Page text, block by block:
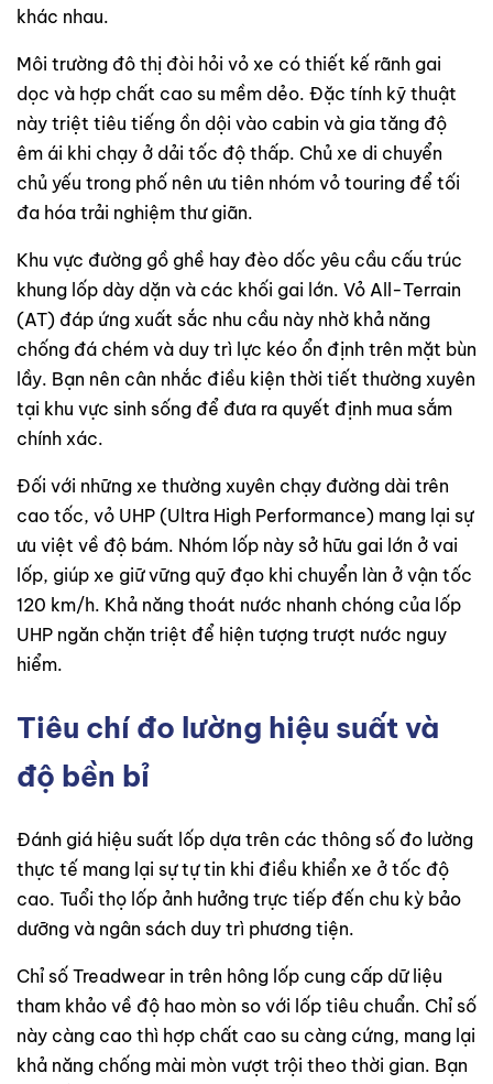
khác nhau.
Môi trường đô thị đòi hỏi vỏ xe có thiết kế rãnh gai
dọc và hợp chất cao su mềm dẻo. Đặc tính kỹ thuật
này triệt tiêu tiếng ồn dội vào cabin và gia tăng độ
êm ái khi chạy ở dải tốc độ thấp. Chủ xe di chuyển
chủ yếu trong phố nên ưu tiên nhóm vỏ touring để tối
đa hóa trải nghiệm thư giãn.
Khu vực đường gồ ghề hay đèo dốc yêu cầu cấu trúc
khung lốp dày dặn và các khối gai lớn. Vỏ All-Terrain
(AT) đáp ứng xuất sắc nhu cầu này nhờ khả năng
chống đá chém và duy trì lực kéo ổn định trên mặt bùn
lầy. Bạn nên cân nhắc điều kiện thời tiết thường xuyên
tại khu vực sinh sống để đưa ra quyết định mua sắm
chính xác.
Đối với những xe thường xuyên chạy đường dài trên
cao tốc, vỏ UHP (Ultra High Performance) mang lại sự
ưu việt về độ bám. Nhóm lốp này sở hữu gai lớn ở vai
lốp, giúp xe giữ vững quỹ đạo khi chuyển làn ở vận tốc
120 km/h. Khả năng thoát nước nhanh chóng của lốp
UHP ngăn chặn triệt để hiện tượng trượt nước nguy
hiểm.
Tiêu chí đo lường hiệu suất và
độ bền bỉ
Đánh giá hiệu suất lốp dựa trên các thông số đo lường
thực tế mang lại sự tự tin khi điều khiển xe ở tốc độ
cao. Tuổi thọ lốp ảnh hưởng trực tiếp đến chu kỳ bảo
dưỡng và ngân sách duy trì phương tiện.
Chỉ số Treadwear in trên hông lốp cung cấp dữ liệu
tham khảo về độ hao mòn so với lốp tiêu chuẩn. Chỉ số
này càng cao thì hợp chất cao su càng cứng, mang lại
khả năng chống mài mòn vượt trội theo thời gian. Bạn